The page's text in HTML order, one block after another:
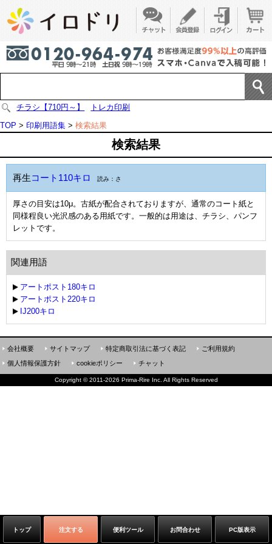
チラシ【710円～】
トレカ印刷
TOP > 印刷用語集 > 検索結果
検索結果
再生コート110キロ 読み：さ
厚さの目安は10μ。古紙が配合されておりますが、通常のコート紙と
同様程良い光沢感のある用紙です。一般的は用途は、チラシ、パンフ
レットです。
関連用語
アートポスト180キロ
アートポスト220キロ
IJ200キロ
トップ 注文する 便利ツール お問合わせ PC版表示
会社概要 サイトマップ 特定商取引法に基づく表記
ご利用規約
個人情報保護方針
cookieポリシー チャット
Copyright ©2011-2026 Prima-Rire Inc. All Rights Reserved